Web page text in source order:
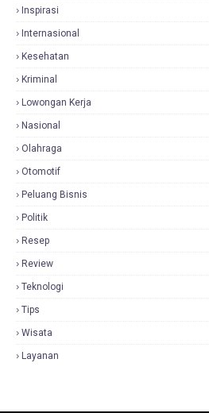
Inspirasi
Internasional
Kesehatan
Kriminal
Lowongan Kerja
Nasional
Olahraga
Otomotif
Peluang Bisnis
Politik
Resep
Review
Teknologi
Tips
Wisata
Layanan